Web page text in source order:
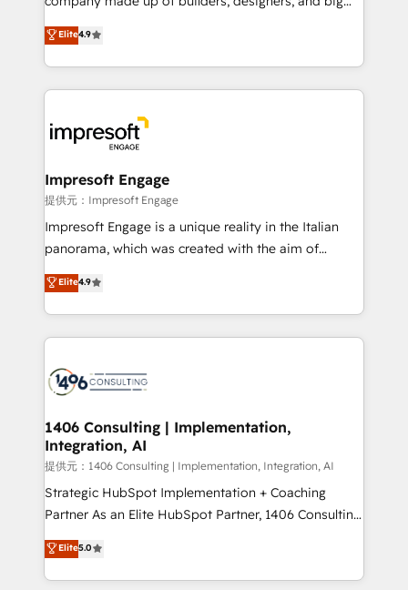
Platform Migration Excellence. • Top 3 Partner of the
Year LATAM 2022, 2023, 2024, 2025. • Partner of the
business with HubSpot? Let Cebra’s experts help
you grow faster, smarter, and with impact.
thinkers. We blend strategy, design, and
development—always fueled by curiosity—to turn
ideas, opportunities, and challenges into meaningful
experiences. To us, technology is more than just
and—most importantly—simple. That’s why we lean
into bold ideas and shape them into thoughtful
products and strategies that actually make a
difference.
Elite4.9
Impresoft Engage
提供元：Impresoft Engage
Impresoft Engage is a unique reality in the Italian
panorama, which was created with the aim of
putting Customer Experience at the center by
creating digital environments capable of integrating
people, processes and data. We offer the best
digital solutions on the market, ranging from CRM
marketing automation to online and offline sales
allowing companies to optimize processes and meet
the needs of the customer. We are part of Impresoft
Group, a group of specialized and complementary
companies that divide their offer into 4
Competence Centers: Smart Manufacturing,
The synergies generated by these integrations,
together with the combination of talents, skills,
Elite4.9
1406 Consulting | Implementation,
Integration, AI
提供元：1406 Consulting | Implementation, Integration, AI
Strategic HubSpot Implementation + Coaching
Partner As an Elite HubSpot Partner, 1406 Consulting
helps mid-market revenue teams transform how
they sell, market, and serve. We don't just build your
HubSpot—we teach your team to own it, then stay
Elite5.0